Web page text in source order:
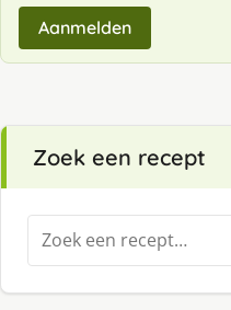
Aanmelden
Zoek een recept
Zoeken
naar: